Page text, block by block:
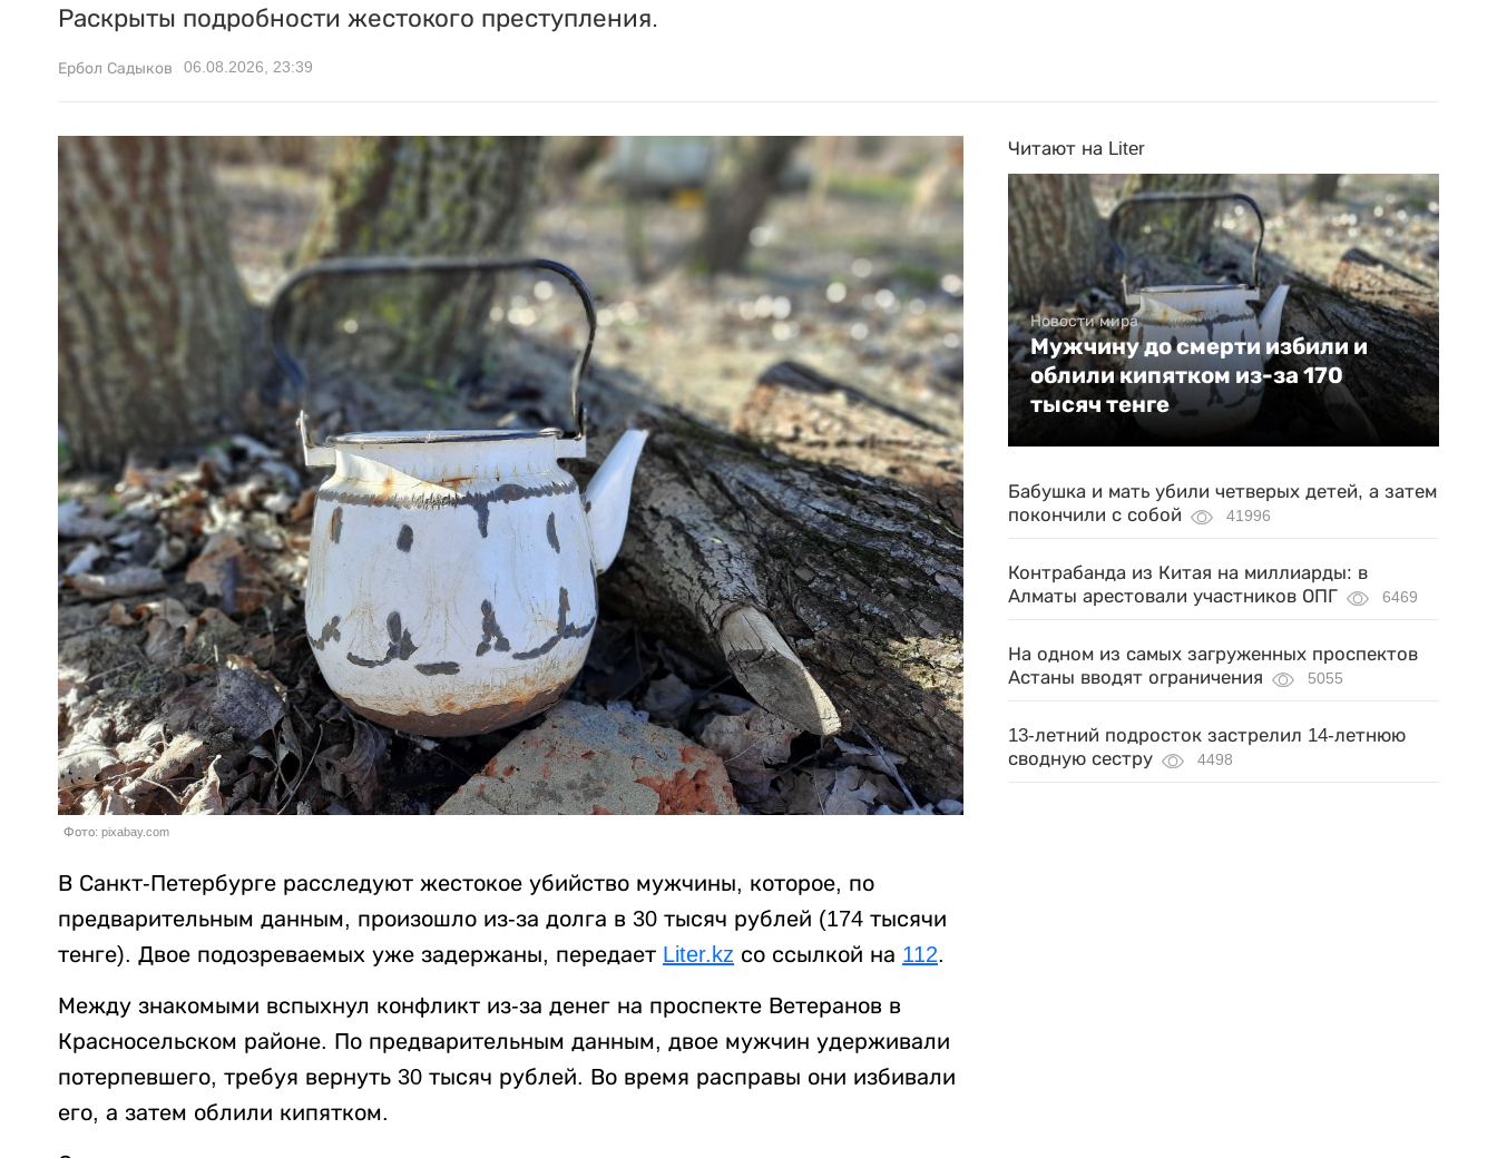
Раскрыты подробности жестокого преступления.
Ербол Садыков 06.08.2026, 23:39
Фото: pixabay.com
В Санкт-Петербурге расследуют жестокое убийство мужчины, которое, по
предварительным данным, произошло из-за долга в 30 тысяч рублей (174 тысячи
тенге). Двое подозреваемых уже задержаны, передает Liter.kz со ссылкой на 112.
Между знакомыми вспыхнул конфликт из-за денег на проспекте Ветеранов в
Красносельском районе. По предварительным данным, двое мужчин удерживали
потерпевшего, требуя вернуть 30 тысяч рублей. Во время расправы они избивали
его, а затем облили кипятком.
Читают на Liter
Новости мира
Мужчину до смерти избили и
облили кипятком из-за 170
тысяч тенге
Бабушка и мать убили четверых детей, а затем
покончили с собой
41996
Контрабанда из Китая на миллиарды: в
Алматы арестовали участников ОПГ
6469
На одном из самых загруженных проспектов
Астаны вводят ограничения
5055
13-летний подросток застрелил 14-летнюю
сводную сестру
4498